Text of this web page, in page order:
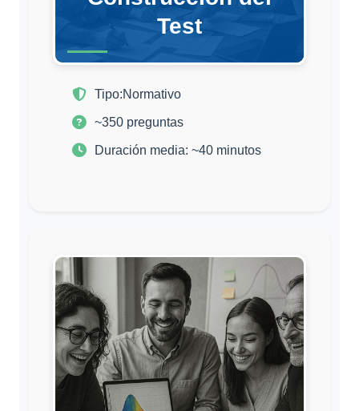
Test
Tipo:Normativo
~350 preguntas
Duración media: ~40 minutos